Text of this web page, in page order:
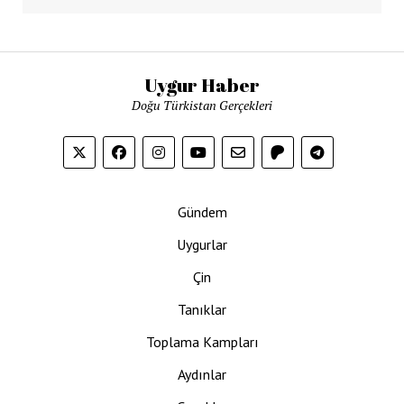
Uygur Haber
Doğu Türkistan Gerçekleri
Gündem
Uygurlar
Çin
Tanıklar
Toplama Kampları
Aydınlar